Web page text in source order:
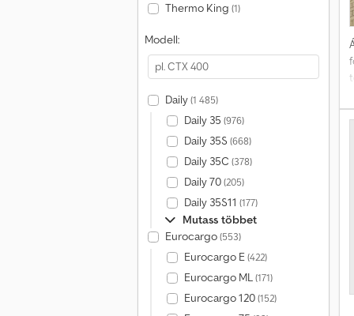
Thermo King (1)
Modell:
Daily(1 485)
Daily 35 (976)
Daily 35S (668)
Daily 35C (378)
Daily 70(205)
Daily 35S11 (177)
Mutass többet
Eurocargo(553)
Eurocargo E(422)
Eurocargo ML(171)
Eurocargo 120(152)